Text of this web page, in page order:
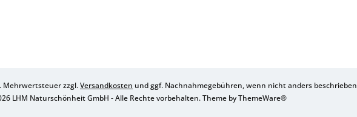
Mehrwertsteuer zzgl.Versandkosten und ggf. Nachnahmegebühren, wenn nicht anders beschrieben
LHM Naturschönheit GmbH - Alle Rechte vorbehalten. Theme byThemeWare®